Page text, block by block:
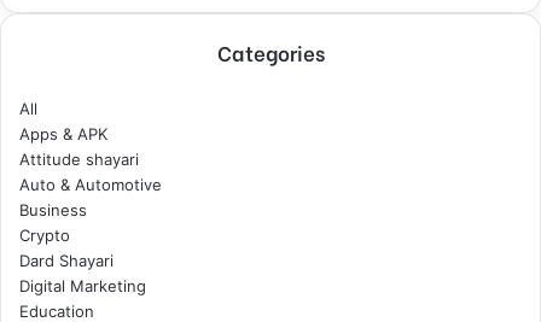
Categories
All
Apps & APK
Attitude shayari
Auto & Automotive
Business
Crypto
Dard Shayari
Digital Marketing
Education